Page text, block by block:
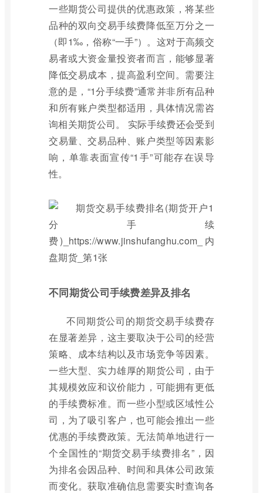
一些期货公司提供的优惠政策，将某些
品种的双向交易手续费降低至万分之一
（即1‰，俗称“一手”）。这对于高频交
易者或大资金量投资者而言，能够显著
降低交易成本，提高盈利空间。需要注
意的是，“1分手续费”通常并非所有品种
和所有账户类型都适用，具体情况需咨
询相关期货公司。 实际手续费还会受到
交易量、交易品种、账户类型等因素影
响，单靠表面宣传“1手”可能存在误导
性。
不同期货公司手续费差异及排名
不同期货公司的期货交易手续费存
在显著差异，这主要取决于公司的经营
策略、成本结构以及市场竞争等因素。
一些大型、实力雄厚的期货公司，由于
其规模效应和议价能力，可能拥有更低
的手续费标准。而一些小型或区域性公
司，为了吸引客户，也可能会推出一些
优惠的手续费政策。无法简单地进行一
个全国性的“期货交易手续费排名”，因
为排名会因品种、时间和具体公司政策
而变化。获取准确信息需要实时查询各